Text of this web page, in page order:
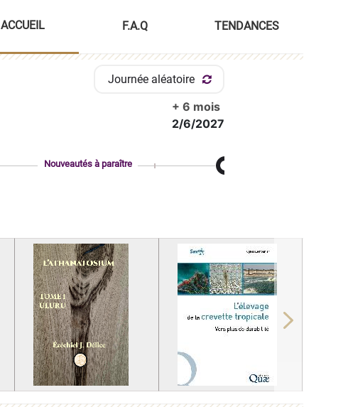
ACCUEIL F.A.Q TENDANCES
Journée aléatoire
+ 6 mois
2/6/2027
Nouveautés à paraître
Next